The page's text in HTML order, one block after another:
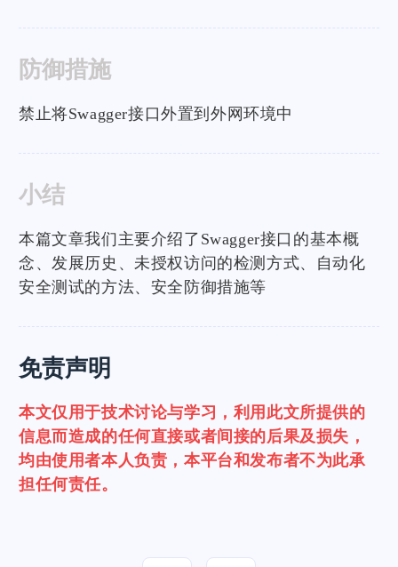
防御措施
禁止将Swagger接口外置到外网环境中
小结
本篇文章我们主要介绍了Swagger接口的基本概
念、发展历史、未授权访问的检测方式、自动化
安全测试的方法、安全防御措施等
免责声明
本文仅用于技术讨论与学习，利用此文所提供的
信息而造成的任何直接或者间接的后果及损失，
均由使用者本人负责，本平台和发布者不为此承
担任何责任。